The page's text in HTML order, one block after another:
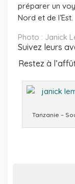
préparer un
Nord et de l’Est.
Photo : Janick
Suivez leurs
Restez à
Tanzanie –